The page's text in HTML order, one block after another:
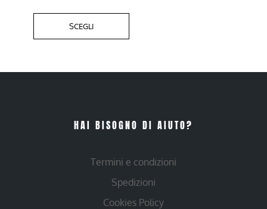
SCEGLI
HAI BISOGNO DI AIUTO?
Termini e condizioni
Spedizioni
Cookies Policy